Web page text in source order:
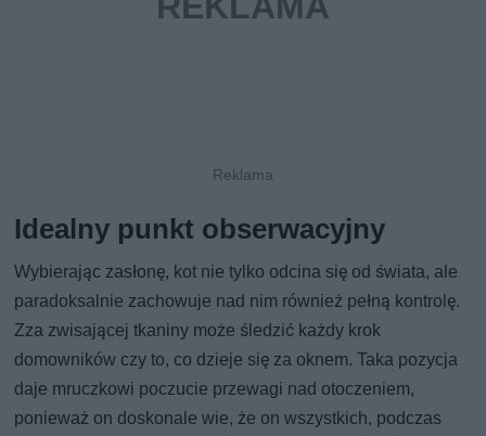
Idealny punkt obserwacyjny
Wybierając zasłonę, kot nie tylko odcina się od świata, ale
paradoksalnie zachowuje nad nim również pełną kontrolę.
Zza zwisającej tkaniny może śledzić każdy krok
domowników czy to, co dzieje się za oknem. Taka pozycja
daje mruczkowi poczucie przewagi nad otoczeniem,
ponieważ on doskonale wie, że on wszystkich, podczas